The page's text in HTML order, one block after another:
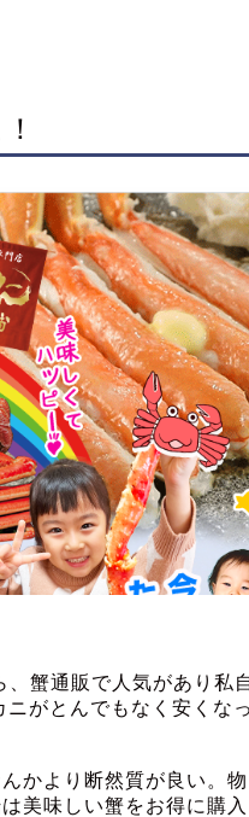
蟹通販で人気があり私
ニがとんでもなく安くなっ
かより断然質が良い。物
美味しい蟹をお得に購入